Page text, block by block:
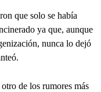
que solo se había
ya que, aunque
nunca lo dejó
de los rumores más